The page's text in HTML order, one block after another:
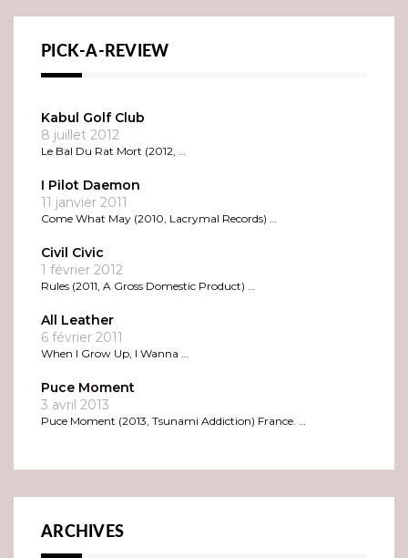
PICK-A-REVIEW
Kabul Golf Club
8 juillet 2012
Le Bal Du Rat Mort (2012, …
I Pilot Daemon
11 janvier 2011
Come What May (2010, Lacrymal Records) …
Civil Civic
1 février 2012
Rules (2011, A Gross Domestic Product) …
All Leather
6 février 2011
When I Grow Up, I Wanna …
Puce Moment
3 avril 2013
Puce Moment (2013, Tsunami Addiction) France. …
ARCHIVES